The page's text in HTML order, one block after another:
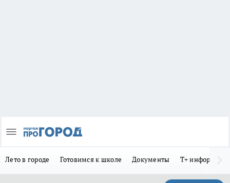
Лето в городе Готовимся к школе Документы Т+